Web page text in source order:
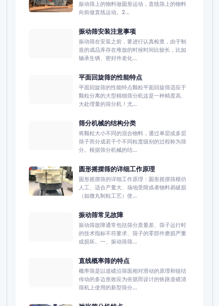
振动筛上的物料做圆形运动，直线筛上的物料
向前做直线运动。2...
振动筛安装注意事项
振动筛在安装之前，要进行认真检查，由于制
造的成品库存在堆放的时候时间比较长，比如
轴承生锈、密封件老化...
平面回旋筛的性能特点
平面回旋筛的性能特点颗粒平面回旋筛适应于
颗粒分离的大型精细筛分机这是一种精度高、
大处理量的筛分机！尤...
筛分机械的结构分类
将颗粒大小不同的混合物料，通过单层或多层
筛子而分成若干个不同粒度级别的过程称为筛
分。根据筛分机械的结...
圆形摇摆筛的详细工作原理
圆形摇摆筛的详细工作原理：圆形摇摆筛模仿
人工、适合产量大、场地受限或者物料易破损
（如微丸制粒工艺）使...
振动筛常见故障
振动筛故障通常包括筛分质量差、筛子运行时
的技术指标不符要求、筛子的零部件磨损严重
或损坏。一、振动筛筛...
直线概率筛的特点
概率筛是以道碴沿筛面相对滑动的原理和链结
传动的多边形效应为依据而设计的铁路道碴清
筛机上使用的新型筛分...